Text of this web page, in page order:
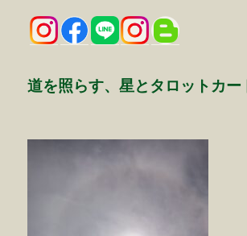
道を照らす、星とタロットカー